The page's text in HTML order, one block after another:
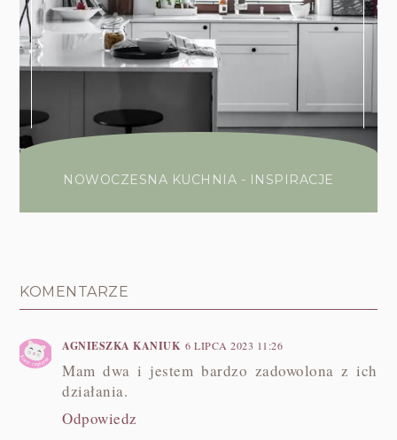
NOWOCZESNA KUCHNIA - INSPIRACJE
KOMENTARZE
AGNIESZKA KANIUK 6 LIPCA 2023 11:26
Mam dwa i jestem bardzo zadowolona z ich
działania.
Odpowiedz